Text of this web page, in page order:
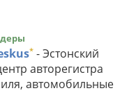
* - Эстонский
авторегистрa
автомобильные